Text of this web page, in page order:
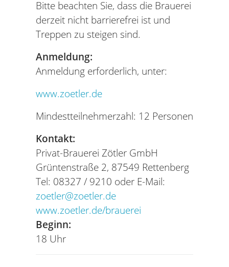
Bitte beachten Sie, dass die Brauerei
derzeit nicht barrierefrei ist und
Treppen zu steigen sind.
Anmeldung:
Anmeldung erforderlich, unter:
www.zoetler.de
Mindestteilnehmerzahl: 12 Personen
Kontakt:
Privat-Brauerei Zötler GmbH
Grüntenstraße 2, 87549 Rettenberg
Tel: 08327 / 9210 oder E-Mail:
zoetler@zoetler.de
www.zoetler.de/brauerei
Beginn:
18 Uhr